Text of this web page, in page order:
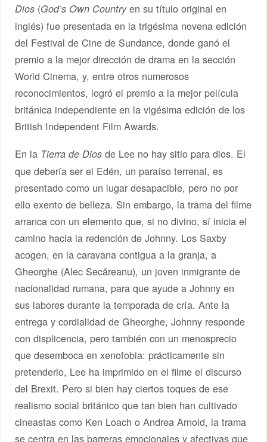
Dios (God’s Own Countryen su título original en
inglés) fue presentada en la trigésima novena edición
del Festival de Cine de Sundance, donde ganó el
premio a la mejor dirección de drama en la sección
World Cinema, y, entre otros numerosos
reconocimientos, logró el premio a la mejor película
británica independiente en la vigésima edición de los
British Independent Film Awards.
En la Tierra de Dios de Lee no hay sitio para dios. El
que debería ser el Edén, un paraíso terrenal, es
presentado como un lugar desapacible, pero no por
ello exento de belleza. Sin embargo, la trama del filme
arranca con un elemento que, si no divino, sí inicia el
camino hacia la redención de Johnny. Los Saxby
acogen, en la caravana contigua a la granja, a
Gheorghe (Alec Secăreanu), un joven inmigrante de
nacionalidad rumana, para que ayude a Johnny en
sus labores durante la temporada de cría. Ante la
entrega y cordialidad de Gheorghe, Johnny responde
con displicencia, pero también con un menosprecio
que desemboca en xenofobia: prácticamente sin
pretenderlo, Lee ha imprimido en el filme el discurso
del Brexit. Pero si bien hay ciertos toques de ese
realismo social británico que tan bien han cultivado
cineastas como Ken Loach o Andrea Arnold, la trama
se centra en las barreras emocionales y afectivas que